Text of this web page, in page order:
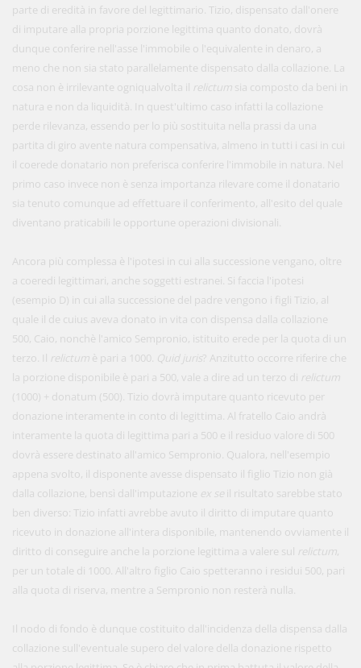
parte di eredità in favore del legittimario. Tizio, dispensato dall'onere
di imputare alla propria porzione legittima quanto donato, dovrà
dunque conferire nell'asse l'immobile o l'equivalente in denaro, a
meno che non sia stato parallelamente dispensato dalla collazione. La
cosa non è irrilevante ogniqualvolta il relictum sia composto da beni in
natura e non da liquidità. In quest'ultimo caso infatti la collazione
perde rilevanza, essendo per lo più sostituita nella prassi da una
partita di giro avente natura compensativa, almeno in tutti i casi in cui
il coerede donatario non preferisca conferire l'immobile in natura. Nel
primo caso invece non è senza importanza rilevare come il donatario
sia tenuto comunque ad effettuare il conferimento, all'esito del quale
diventano praticabili le opportune operazioni divisionali.
Ancora più complessa è l'ipotesi in cui alla successione vengano, oltre
a coeredi legittimari, anche soggetti estranei. Si faccia l'ipotesi
(esempio D) in cui alla successione del padre vengono i figli Tizio, al
quale il de cuius aveva donato in vita con dispensa dalla collazione
500, Caio, nonchè l'amico Sempronio, istituito erede per la quota di un
terzo. Il relictum è pari a 1000. Quid juris? Anzitutto occorre riferire che
la porzione disponibile è pari a 500, vale a dire ad un terzo di relictum
(1000) + donatum (500). Tizio dovrà imputare quanto ricevuto per
donazione interamente in conto di legittima. Al fratello Caio andrà
interamente la quota di legittima pari a 500 e il residuo valore di 500
dovrà essere destinato all'amico Sempronio. Qualora, nell'esempio
appena svolto, il disponente avesse dispensato il figlio Tizio non già
dalla collazione, bensì dall'imputazione ex se il risultato sarebbe stato
ben diverso: Tizio infatti avrebbe avuto il diritto di imputare quanto
ricevuto in donazione all'intera disponibile, mantenendo ovviamente il
diritto di conseguire anche la porzione legittima a valere sul relictum,
per un totale di 1000. All'altro figlio Caio spetteranno i residui 500, pari
alla quota di riserva, mentre a Sempronio non resterà nulla.
Il nodo di fondo è dunque costituito dall'incidenza della dispensa dalla
collazione sull'eventuale supero del valore della donazione rispetto